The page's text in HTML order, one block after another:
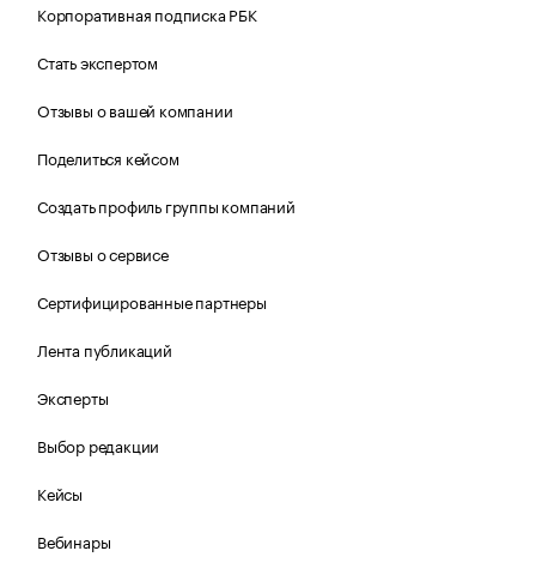
Корпоративная подписка РБК
Стать экспертом
Отзывы о вашей компании
Поделиться кейсом
Создать профиль группы компаний
Отзывы о сервисе
Сертифицированные партнеры
Лента публикаций
Эксперты
Выбор редакции
Кейсы
Вебинары